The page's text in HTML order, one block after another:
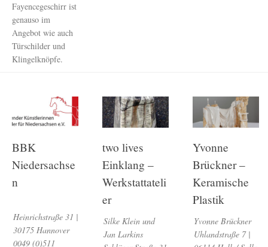
Fayencegeschirr ist
genauso im
Angebot wie auch
Türschilder und
Klingelknöpfe.
BBK
Niedersachse
n
Heinrichstraße 31 |
30175 Hannover
0049 (0)511
two lives
Einklang –
Werkstattateli
er
Silke Klein und
Jan Larkins
Yvonne
Brückner –
Keramische
Plastik
Yvonne Brückner
Uhlandstraße 7 |